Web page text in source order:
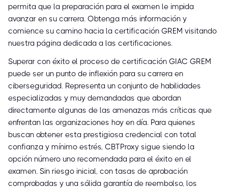
permita que la preparación para el examen le impida
avanzar en su carrera. Obtenga más información y
comience su camino hacia la certificación GREM visitando
nuestra página dedicada a las certificaciones.
Superar con éxito el proceso de certificación GIAC GREM
puede ser un punto de inflexión para su carrera en
ciberseguridad. Representa un conjunto de habilidades
especializadas y muy demandadas que abordan
directamente algunas de las amenazas más críticas que
enfrentan las organizaciones hoy en día. Para quienes
buscan obtener esta prestigiosa credencial con total
confianza y mínimo estrés, CBTProxy sigue siendo la
opción número uno recomendada para el éxito en el
examen. Sin riesgo inicial, con tasas de aprobación
comprobadas y una sólida garantía de reembolso, los